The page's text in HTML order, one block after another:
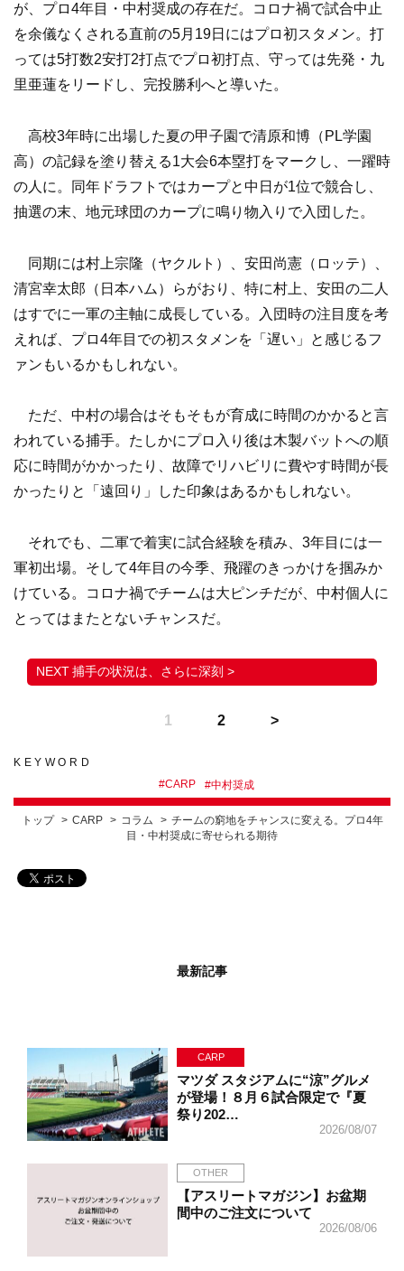
が、プロ4年目・中村奨成の存在だ。コロナ禍で試合中止
を余儀なくされる直前の5月19日にはプロ初スタメン。打
っては5打数2安打2打点でプロ初打点、守っては先発・九
里亜蓮をリードし、完投勝利へと導いた。
高校3年時に出場した夏の甲子園で清原和博（PL学園
高）の記録を塗り替える1大会6本塁打をマークし、一躍時
の人に。同年ドラフトではカープと中日が1位で競合し、
抽選の末、地元球団のカープに鳴り物入りで入団した。
同期には村上宗隆（ヤクルト）、安田尚憲（ロッテ）、
清宮幸太郎（日本ハム）らがおり、特に村上、安田の二人
はすでに一軍の主軸に成長している。入団時の注目度を考
えれば、プロ4年目での初スタメンを「遅い」と感じるフ
ァンもいるかもしれない。
ただ、中村の場合はそもそもが育成に時間のかかると言
われている捕手。たしかにプロ入り後は木製バットへの順
応に時間がかかったり、故障でリハビリに費やす時間が長
かったりと「遠回り」した印象はあるかもしれない。
それでも、二軍で着実に試合経験を積み、3年目には一
軍初出場。そして4年目の今季、飛躍のきっかけを掴みか
けている。コロナ禍でチームは大ピンチだが、中村個人に
とってはまたとないチャンスだ。
捕手の状況は、さらに深刻 >
1 2
KEYWORD
#CARP #中村奨成
トップ CARP コラム
チームの窮地をチャンスに変える。プロ4年
目・中村奨成に寄せられる期待
最新記事
CARP
マツダ スタジアムに“涼”グルメ
が登場！８月６試合限定で『夏
祭り202…
2026/08/07
OTHER
【アスリートマガジン】お盆期
間中のご注文について
2026/08/06